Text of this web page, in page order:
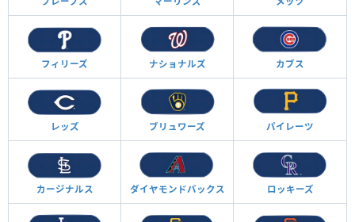
フィリーズ ナショナルズ カブス
レッズ ブリュワーズ パイレーツ
カージナルス ダイヤモンドバックス ロッキーズ